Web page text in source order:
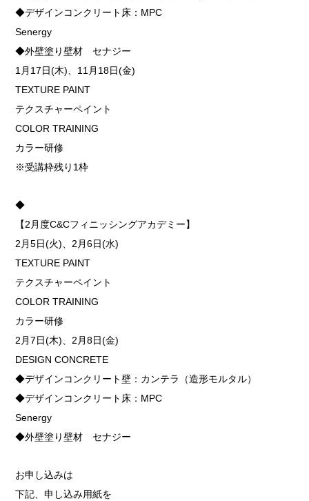
◆デザインコンクリート床：MPC
Senergy
◆外壁塗り壁材 セナジー
1月17日(木)、11月18日(金)
TEXTURE PAINT
テクスチャーペイント
COLOR TRAINING
カラー研修
※受講枠残り1枠
◆
【2月度C&Cフィニッシングアカデミー】
2月5日(火)、2月6日(水)
TEXTURE PAINT
テクスチャーペイント
COLOR TRAINING
カラー研修
2月7日(木)、2月8日(金)
DESIGN CONCRETE
◆デザインコンクリート壁：カンテラ（造形モルタル）
◆デザインコンクリート床：MPC
Senergy
◆外壁塗り壁材 セナジー
お申し込みは
下記、申し込み用紙を